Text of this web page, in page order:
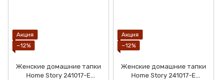
Акция
−12%
Женские домашние тапки
Home Story 241017-Е
Акция
−12%
Женские домашние тапки
Home Story 241017-Е